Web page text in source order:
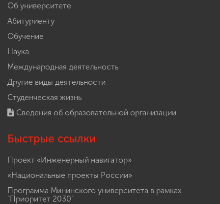
Об университете
Абитуриенту
Обучение
Наука
Международная деятельность
Другие виды деятельности
Студенческая жизнь
Сведения об образовательной организации
Быстрые ссылки
Проект «Инженерный навигатор»
«Национальные проекты России»
Программа Мининского университета в рамках
"Приоритет 2030"